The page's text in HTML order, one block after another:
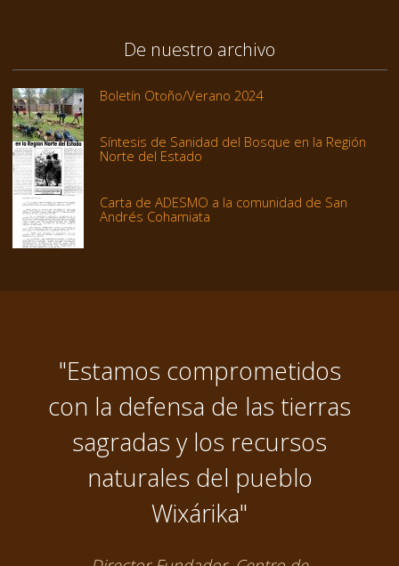
De nuestro archivo
Boletín Otoño/Verano 2024
Síntesis de Sanidad del Bosque en la Región
Norte del Estado
Carta de ADESMO a la comunidad de San
Andrés Cohamiata
"Estamos comprometidos
con la defensa de las tierras
sagradas y los recursos
naturales del pueblo
Wixárika"